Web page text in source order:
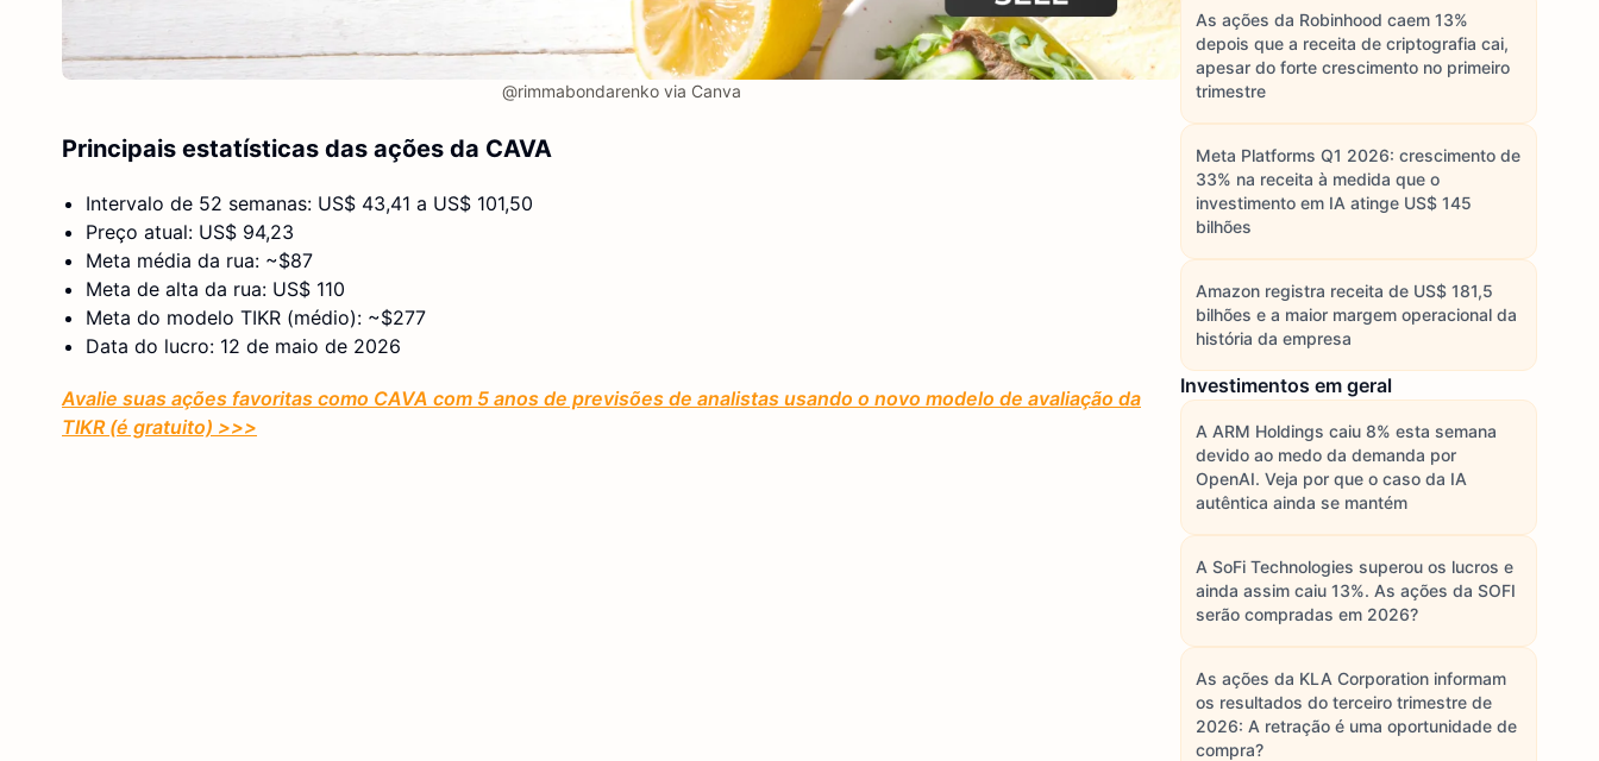
@rimmabondarenko via Canva
Principais estatísticas das ações da CAVA
Intervalo de 52 semanas: US$ 43,41 a US$ 101,50
Preço atual: US$ 94,23
Meta média da rua: ~$87
Meta de alta da rua: US$ 110
Meta do modelo TIKR (médio): ~$277
Data do lucro: 12 de maio de 2026
Avalie suas ações favoritas como CAVA com 5 anos de previsões de analistas usando o novo modelo de avaliação da
TIKR (é gratuito) >>>
As ações da Robinhood caem 13%
depois que a receita de criptografia cai,
apesar do forte crescimento no primeiro
trimestre
Meta Platforms Q1 2026: crescimento de
33% na receita à medida que o
investimento em IA atinge US$ 145
bilhões
Amazon registra receita de US$ 181,5
bilhões e a maior margem operacional da
história da empresa
Investimentos em geral
A ARM Holdings caiu 8% esta semana
devido ao medo da demanda por
OpenAI. Veja por que o caso da IA
autêntica ainda se mantém
A SoFi Technologies superou os lucros e
ainda assim caiu 13%. As ações da SOFI
serão compradas em 2026?
As ações da KLA Corporation informam
os resultados do terceiro trimestre de
2026: A retração é uma oportunidade de
compra?